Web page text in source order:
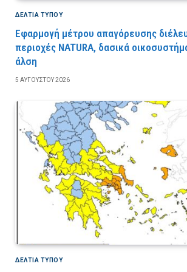
ΔΕΛΤΙΑ ΤΥΠΟΥ
Εφαρμογή μέτρου απαγόρευσης
περιοχές NATURA, δασικά
άλση
5 ΑΥΓΟΎΣΤΟΥ 2026
ΔΕΛΤΙΑ ΤΥΠΟΥ